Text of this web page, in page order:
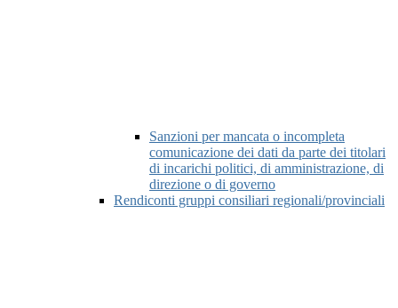
Sanzioni per mancata o incompleta
comunicazione dei dati da parte dei titolari
di incarichi politici, di amministrazione, di
direzione o di governo
Rendiconti gruppi consiliari regionali/provinciali